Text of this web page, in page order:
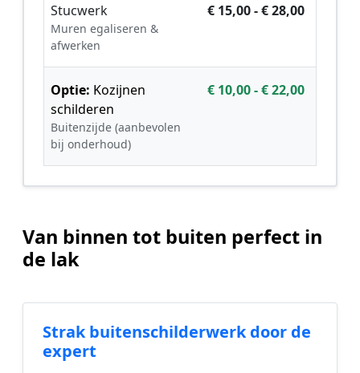
Stucwerk
Muren egaliseren &
afwerken
€ 15,00 - € 28,00
Optie: Kozijnen
schilderen
Buitenzijde (aanbevolen
bij onderhoud)
€ 10,00 - € 22,00
Van binnen tot buiten perfect in
de lak
Strak buitenschilderwerk door de
expert